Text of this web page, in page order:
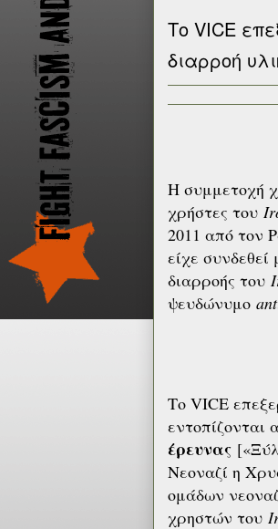
Το VICE
διαρροή
Η συμμετοχή
χρήστες του
2011 από τον
είχε συνδεθεί
διαρροής του
ψευδώνυμο
Το VICE
έρευνας
Νεοναζί η
ομάδων
χρηστών του